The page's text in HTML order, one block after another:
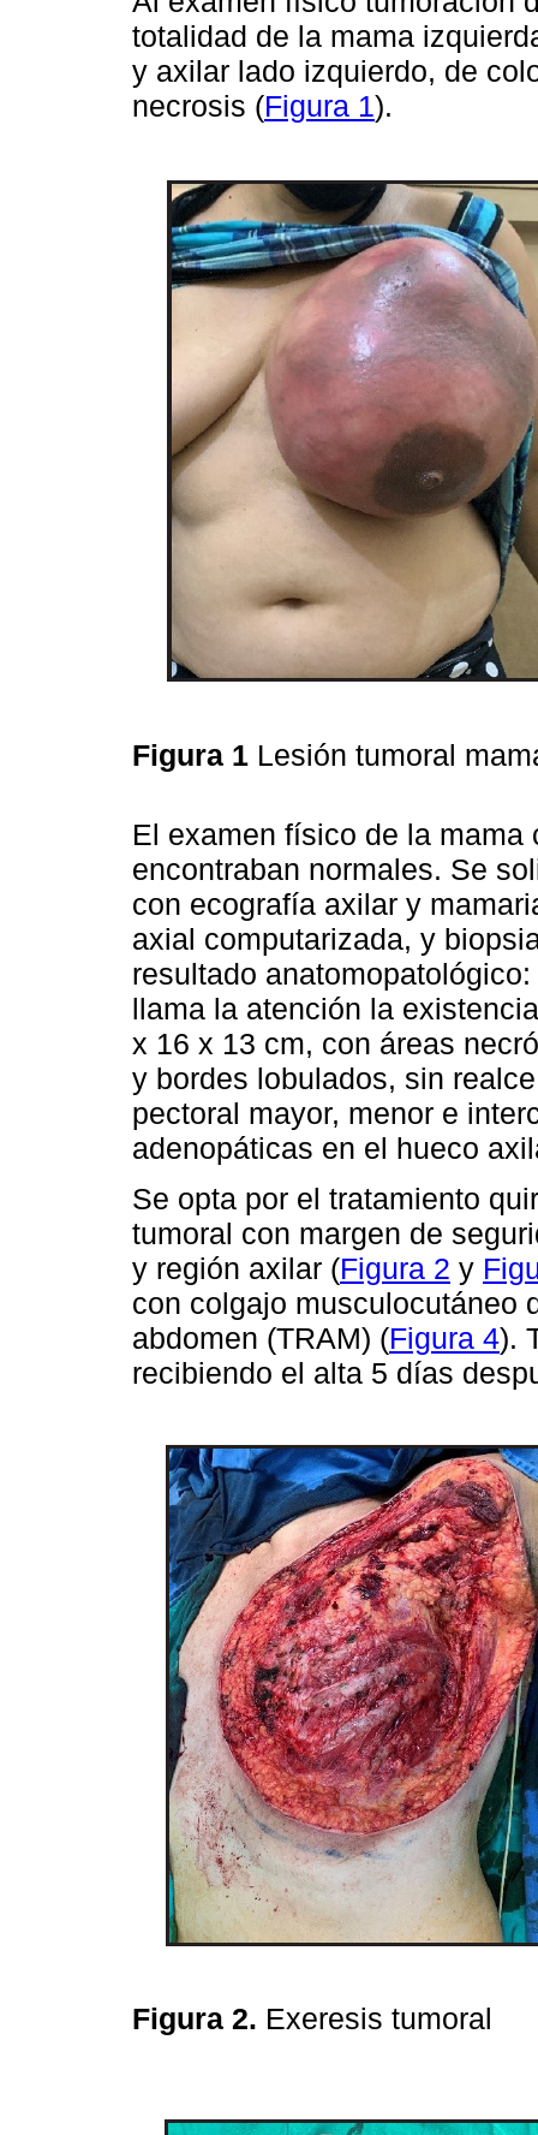
totalidad de la mama
y axilar lado izquierdo, de
necrosis (Figura 1).
Figura 1 Lesión tumoral
El examen físico de la
encontraban normales. Se
con ecografía axilar y
axial computarizada, y
resultado
llama la atención la
x 16 x 13 cm, con áreas
y bordes lobulados, sin
pectoral mayor, menor e
adenopáticas en el hueco
Se opta por el tratamiento
tumoral con margen de
y región axilar (Figura 2 y
con colgajo musculocutáneo
abdomen (TRAM) (Figura 4).
recibiendo el alta 5 días
Figura 2. Exeresis tumoral